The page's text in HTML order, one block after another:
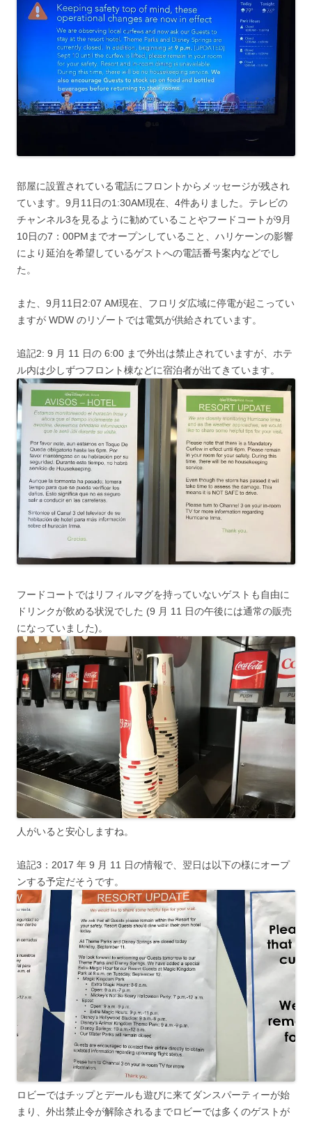
部屋に設置されている電話にフロントからメッセージが残され
ています。9月11日の1:30AM現在、4件ありました。テレビの
チャンネル3を見るように勧めていることやフードコートが9月
10日の7：00PMまでオープンしていること、ハリケーンの影響
により延泊を希望しているゲストへの電話番号案内などでし
た。
また、9月11日2:07 AM現在、フロリダ広域に停電が起こってい
ますが WDW のリゾートでは電気が供給されています。
追記2: 9 月 11 日の 6:00 まで外出は禁止されていますが、ホテ
ル内は少しずつフロント棟などに宿泊者が出てきています。
フードコートではリフィルマグを持っていないゲストも自由に
ドリンクが飲める状況でした (9 月 11 日の午後には通常の販売
になっていました)。
人がいると安心しますね。
追記3：2017 年 9 月 11 日の情報で、翌日は以下の様にオープ
ンする予定だそうです。
ロビーではチップとデールも遊びに来てダンスパーティーが始
まり、外出禁止令が解除されるまでロビーでは多くのゲストが